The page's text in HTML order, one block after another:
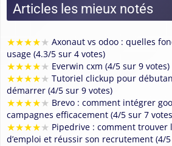
Articles les mieux notés
★★★★★ Axonaut vs odoo : quelles
usage (4.3/5 sur 4 votes)
★★★★★ Everwin cxm (4/5 sur 9 votes)
★★★★★ Tutoriel clickup pour
démarrer (4/5 sur 9 votes)
★★★★★ Brevo : comment intégrer
campagnes efficacement (4/5 sur 7
★★★★★ Pipedrive : comment trouver
d’emploi et réussir son recrutement (4/